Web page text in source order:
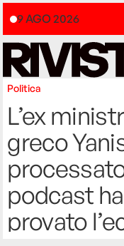
9 AGO 2026
Politica
L’ex
greco
podcast
provato